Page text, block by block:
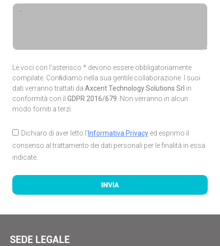
Le voci con l'asterisco * devono essere obbligatoriamente
compilate. Conﬁdiamo nella sua gentile collaborazione. I suoi
dati verranno trattati da Axcent Technology Solutions Srl in
conformità con il GDPR 2016/679. Non verranno in alcun
modo forniti a terzi.
Dichiaro di aver letto l’ Informativa Privacy ed esprimo il
consenso al trattamento dei dati personali per le finalità in essa
indicate.
INVIA
SEDE LEGALE